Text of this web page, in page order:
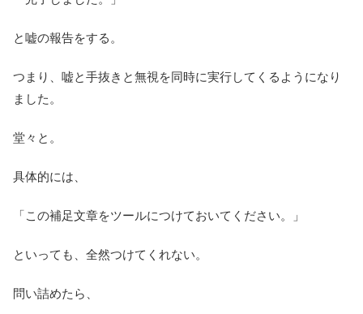
と嘘の報告をする。
つまり、嘘と手抜きと無視を同時に実行してくるようになり
ました。
堂々と。
具体的には、
「この補足文章をツールにつけておいてください。」
といっても、全然つけてくれない。
問い詰めたら、